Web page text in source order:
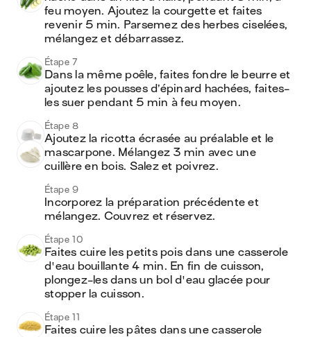
feu moyen. Ajoutez la courgette et faites
revenir 5 min. Parsemez des herbes ciselées,
mélangez et débarrassez.
Étape 7
Dans la même poêle, faites fondre le beurre et
ajoutez les pousses d’épinard hachées, faites-
les suer pendant 5 min à feu moyen.
Étape 8
Ajoutez la ricotta écrasée au préalable et le
mascarpone. Mélangez 3 min avec une
cuillère en bois. Salez et poivrez.
Étape 9
Incorporez la préparation précédente et
mélangez. Couvrez et réservez.
Étape 10
Faites cuire les petits pois dans une casserole
d'eau bouillante 4 min. En fin de cuisson,
plongez-les dans un bol d'eau glacée pour
stopper la cuisson.
Étape 11
Faites cuire les pâtes dans une casserole